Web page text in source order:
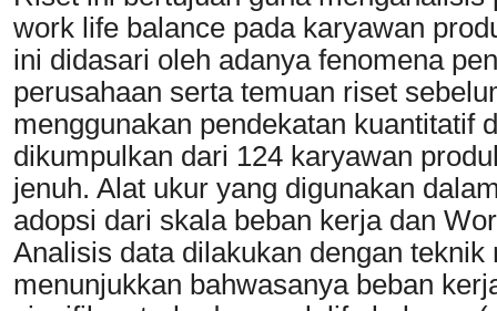
work life balance pada karyawan
ini didasari oleh adanya fenomena
perusahaan serta temuan riset
menggunakan pendekatan kuantitatif
dikumpulkan dari 124 karyawan
jenuh. Alat ukur yang digunakan
adopsi dari skala beban kerja dan
Analisis data dilakukan dengan
menunjukkan bahwasanya beban